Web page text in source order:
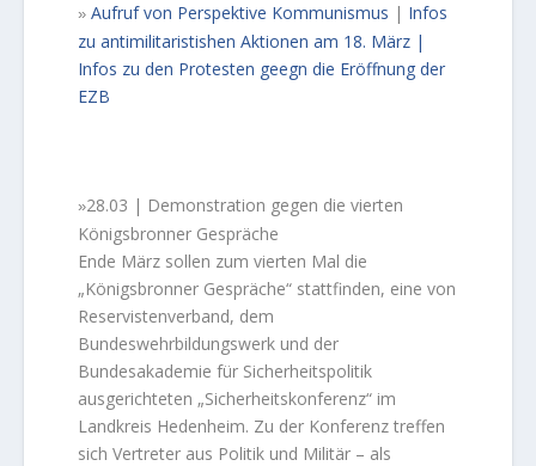
»Aufruf von Perspektive Kommunismus | Infos
zu antimilitaristishen Aktionen am 18. März |
Infos zu den Protesten geegn die Eröffnung der
EZB
»28.03 | Demonstration gegen die vierten
Königsbronner Gespräche
Ende März sollen zum vierten Mal die
„Königsbronner Gespräche“ stattfinden, eine von
Reservistenverband, dem
Bundeswehrbildungswerk und der
Bundesakademie für Sicherheitspolitik
ausgerichteten „Sicherheitskonferenz“ im
Landkreis Hedenheim. Zu der Konferenz treffen
sich Vertreter aus Politik und Militär – als